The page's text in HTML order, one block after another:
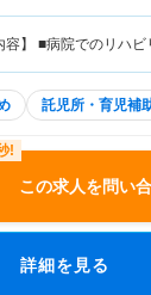
容】 ■病院でのリハビ
託児所・育児補
この求人を問い
詳細を見る